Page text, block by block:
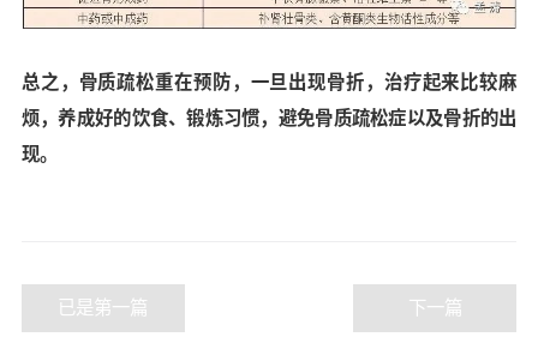
总之，骨质疏松重在预防 ，一旦出现骨折，治疗起来比较麻
烦，养成好的饮食、锻炼习惯，避免骨质疏松症以及骨折的出
现。
已是第一篇 下一篇